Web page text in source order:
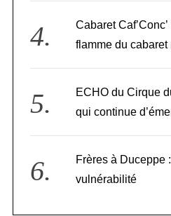
Cabaret
flamme du
ECHO du Cirque
qui continue
Frères à Duceppe
vulnérabilité